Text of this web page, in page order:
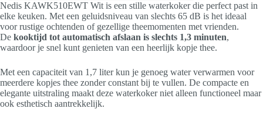
Nedis KAWK510EWT Wit is een stille waterkoker die perfect past in
elke keuken. Met een geluidsniveau van slechts 65 dB is het ideaal
voor rustige ochtenden of gezellige theemomenten met vrienden.
De kooktijd tot automatisch afslaan is slechts 1,3 minuten,
waardoor je snel kunt genieten van een heerlijk kopje thee.
Met een capaciteit van 1,7 liter kun je genoeg water verwarmen voor
meerdere kopjes thee zonder constant bij te vullen. De compacte en
elegante uitstraling maakt deze waterkoker niet alleen functioneel maar
ook esthetisch aantrekkelijk.